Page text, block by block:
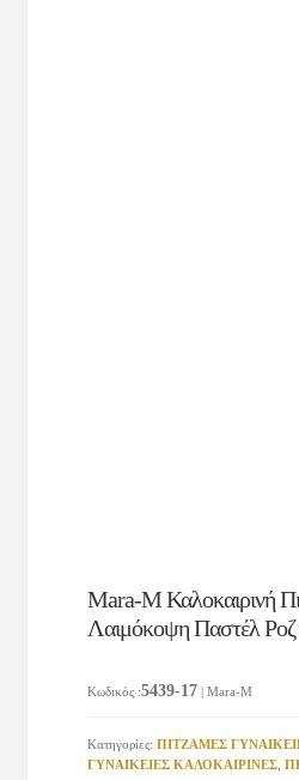
Mara-M Καλοκαιρινή
Λαιμόκοψη Παστέλ
Κωδικός :5439-17 | Mara-M
Κατηγορίες: ΠΙΤΖΑΜΕΣ
ΓΥΝΑΙΚΕΙΕΣ KAΛΟΚΑΙΡΙΝΕΣ,